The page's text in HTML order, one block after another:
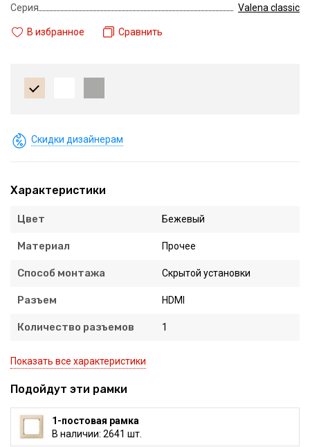
Серия
Valena classic
В избранное Сравнить
Скидки дизайнерам
Характеристики
Цвет Бежевый
Материал Прочее
Способ монтажа Скрытой установки
Разъем HDMI
Количество разъемов 1
Показать все характеристики
Подойдут эти рамки
1-постовая рамка
В наличии: 2641 шт.